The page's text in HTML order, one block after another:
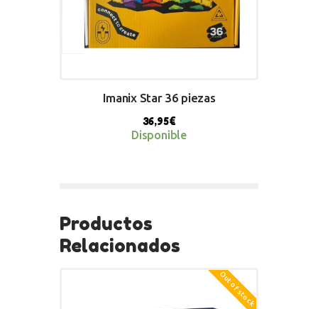
Imanix Star 36 piezas
36,95€
Disponible
Productos
Relacionados
Out of stock